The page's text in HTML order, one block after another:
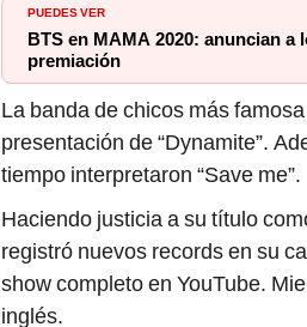
PUEDES VER
BTS en MAMA 2020: anuncian
premiación
La banda de chicos más
presentación de “Dynamite”.
tiempo interpretaron “Save me”.
Haciendo justicia a su título
registró nuevos records en su
show completo en YouTube.
inglés.